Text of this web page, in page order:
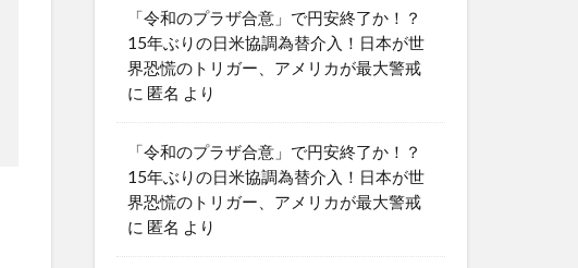
「令和のプラザ合意」で円安終了か！？
15年ぶりの日米協調為替介入！日本が世
界恐慌のトリガー、アメリカが最大警戒
に 匿名 より
「令和のプラザ合意」で円安終了か！？
15年ぶりの日米協調為替介入！日本が世
界恐慌のトリガー、アメリカが最大警戒
に 匿名 より